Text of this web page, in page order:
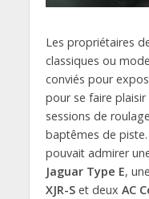
Les propriétaires
classiques ou
conviés pour
pour se faire
sessions de
baptêmes de
pouvait admirer
Jaguar Type E, une
XJR-Set deux AC